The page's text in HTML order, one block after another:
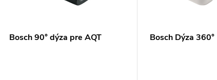
Bosch 90° dýza pre AQT Bosch Dýza 360°